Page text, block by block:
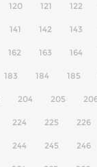
120 121 122
141 142 143
162 163 164
183 184 185
204 205
224 225 226
244 245 246